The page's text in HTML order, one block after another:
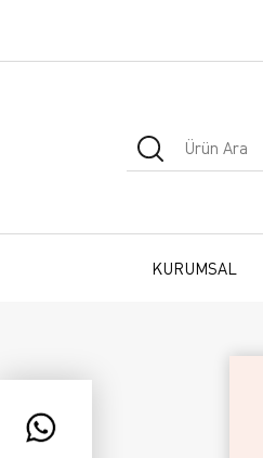
KURUMSAL